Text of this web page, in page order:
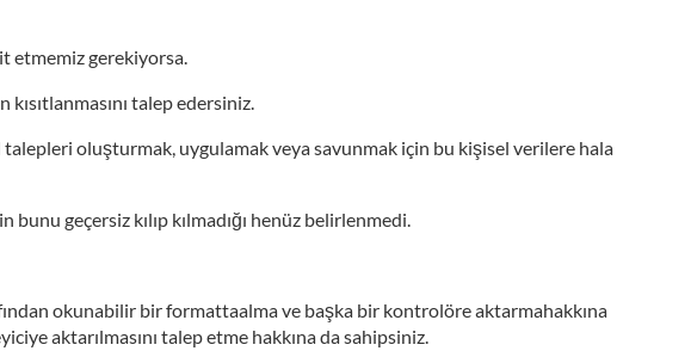
etmemiz gerekiyorsa.
talep edersiniz.
oluşturmak, uygulamak veya savunmak için bu kişisel verilere hala
geçersiz kılıp kılmadığı henüz belirlenmedi.
okunabilir bir formattaalma ve başka bir kontrolöre aktarmahakkına
aktarılmasını talep etme hakkına da sahipsiniz.